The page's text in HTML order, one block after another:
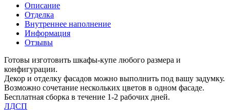
Описание
Отделка
Внутреннее наполнение
Информация
Отзывы
Готовы изготовить шкафы-купе любого размера и
конфигурации.
Декор и отделку фасадов можно выполнить под вашу задумку.
Возможно сочетание нескольких цветов в одном фасаде.
Бесплатная сборка в течение 1-2 рабочих дней.
ЛДСП